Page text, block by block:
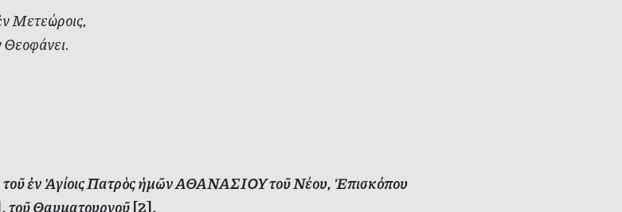
Μετεώροις,
τοῦ ἐν Ἁγίοις Πατρὸς ἡμῶν ΑΘΑΝΑΣΙΟΥ τοῦ Νέου, Ἐπισκόπου
, τοῦ Θαυματουργοῦ[2].